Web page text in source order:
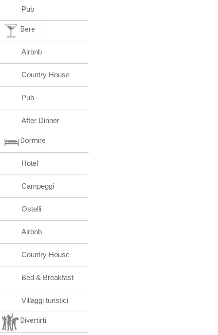
Pub
Bere
Airbnb
Country House
Pub
After Dinner
Dormire
Hotel
Campeggi
Ostelli
Airbnb
Country House
Bed & Breakfast
Villaggi turistici
Divertirti